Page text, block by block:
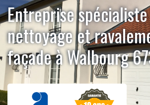
Entreprise
nettoyage et
façade à Walbourg